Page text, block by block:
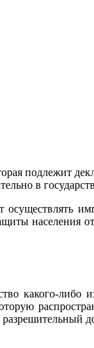
подлежит
в
населения
какого-либо